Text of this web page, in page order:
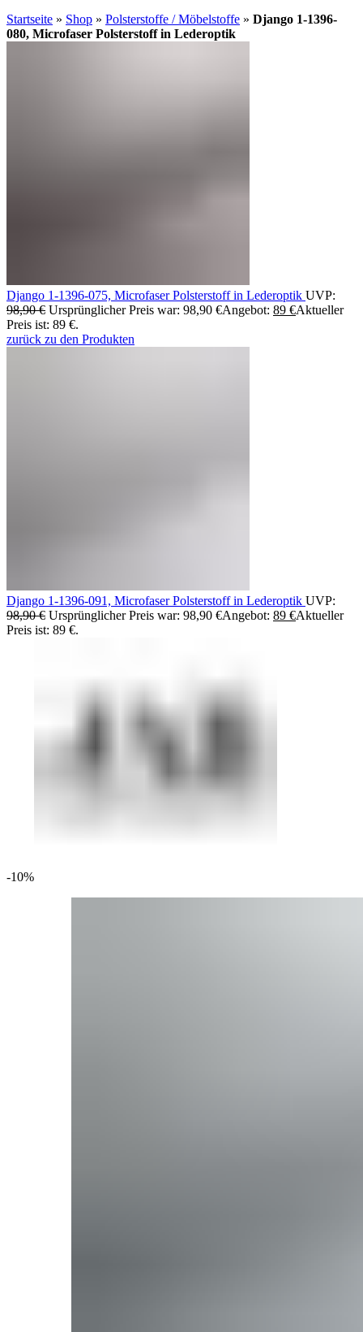
Startseite » Shop » Polsterstoffe / Möbelstoffe » Django 1-1396-
080, Microfaser Polsterstoff in Lederoptik
Django 1-1396-075, Microfaser Polsterstoff in Lederoptik UVP:
98,90€ Ursprünglicher Preis war: 98,90 €Angebot: 89 €Aktueller
Preis ist: 89 €.
zurück zu den Produkten
Django 1-1396-091, Microfaser Polsterstoff in Lederoptik UVP:
98,90€ Ursprünglicher Preis war: 98,90 €Angebot: 89 €Aktueller
Preis ist: 89 €.
-10%